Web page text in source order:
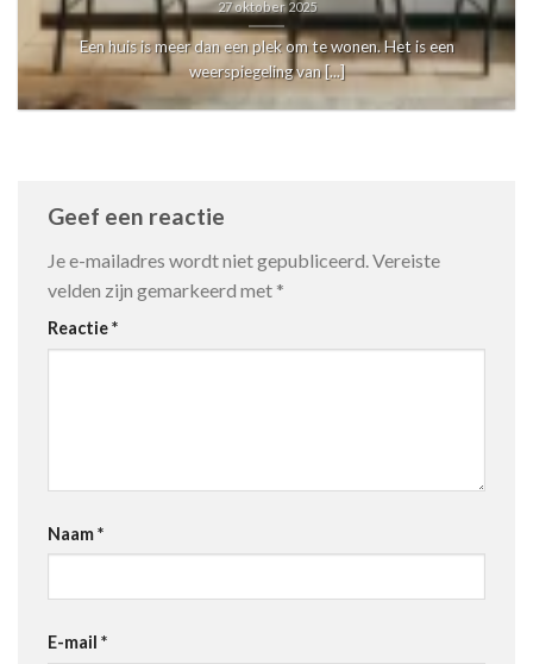
27 oktober 2025
Een huis is meer dan een plek om te wonen. Het is een
weerspiegeling van [...]
Geef een reactie
Je e-mailadres wordt niet gepubliceerd.Vereiste
velden zijn gemarkeerd met *
Reactie*
Naam*
E-mail *